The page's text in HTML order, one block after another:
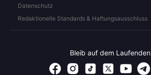
Datenschutz
Redaktionelle Standards & Haftungsausschluss
Bleib auf dem Laufenden